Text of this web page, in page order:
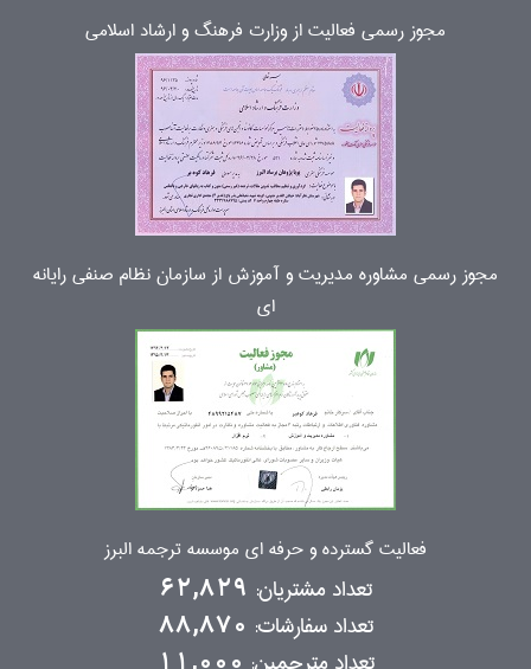
مجوز رسمی فعالیت از وزارت فرهنگ و ارشاد اسلامی
مجوز رسمی مشاوره مدیریت و آموزش از سازمان نظام صنفی رایانه
ای
فعالیت گسترده و حرفه ای موسسه ترجمه البرز
تعداد مشتریان: 62,829
تعداد سفارشات: 88,870